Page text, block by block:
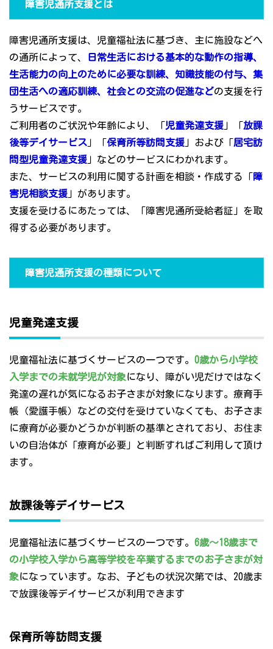
障害児通所支援とは
障害児通所支援は、児童福祉法に基づき、主に施設などへ
の通所によって、
日常生活における基本的な動作の指導、
生活能力の向上のために必要な訓練、知識技能の付与、集
団生活への適応訓練、社会との交流の促進などの支援を行
うサービスです。
ご利用者のご状況や年齢により、「児童発達支援 」「放課
後等デイサービス 」「保育所等訪問支援 」および「居宅訪
問型児童発達支援 」などのサービスにわかれます。
また、サービスの利用に関する計画を相談・作成する「障
害児相談支援 」があります。
支援を受けるにあたっては、「障害児通所受給者証」を取
得する必要があります。
障害児通所支援の種類について
児童発達支援
児童福祉法に基づくサービスの一つです。 0歳から小学校
入学までの未就学児が対象になり、障がい児だけではなく
発達の遅れが気になるお子さまが対象になります。療育手
帳（愛護手帳）などの交付を受けていなくても、お子さま
に療育が必要かどうかが判断の基準とされており、お住ま
いの自治体が「療育が必要」と判断すればご利用して頂け
ます。
放課後等デイサービス
児童福祉法に基づくサービスの一つです。 6歳～18歳まで
の小学校入学から高等学校を卒業するまでのお子さまが対
象になっています。なお、子どもの状況次第では、20歳ま
で放課後等デイサービスが利用できます
保育所等訪問支援